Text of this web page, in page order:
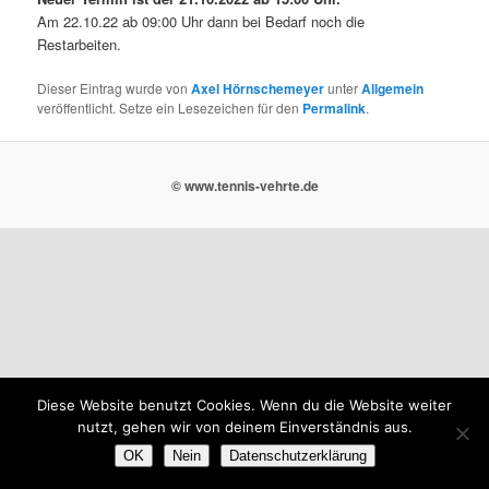
Am 22.10.22 ab 09:00 Uhr dann bei Bedarf noch die
Restarbeiten.
Dieser Eintrag wurde vonAxel HörnschemeyerunterAllgemein
veröffentlicht. Setze ein Lesezeichen für den Permalink.
© www.tennis-vehrte.de
Diese Website benutzt Cookies. Wenn du die Website weiter
nutzt, gehen wir von deinem Einverständnis aus.
OK Nein Datenschutzerklärung